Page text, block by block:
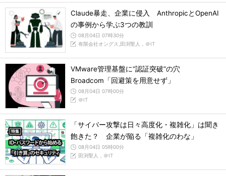
Claude暴走、企業に侵入 AnthropicとOpenAI
の事例から学ぶ3つの教訓
08月04日 07時30分
有限会社オングス,田渕聖人，＠IT
VMware管理基盤に“認証突破”の穴
Broadcom「回避策を用意せず」
08月04日 07時00分
＠IT
「サイバー攻撃は日々高度化・複雑化」は聞き
飽きた？ 企業が陥る「複雑化のわな」
08月04日 05時00分
田渕聖人，＠IT